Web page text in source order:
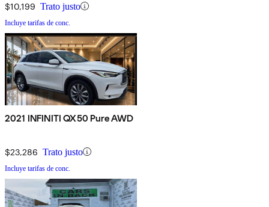
$10,199 Trato justo
Incluye tarifas de conc.
2021 INFINITI QX50 Pure AWD
$23,286 Trato justo
Incluye tarifas de conc.